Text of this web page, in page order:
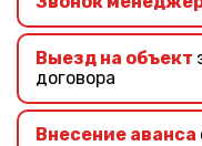
Выезд на объект
договора
Внесение аванса